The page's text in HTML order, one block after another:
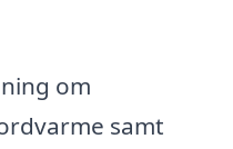
om
samt